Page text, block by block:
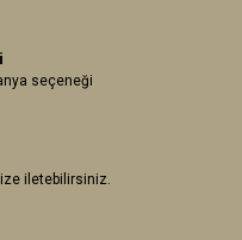
seçeneği
iletebilirsiniz.